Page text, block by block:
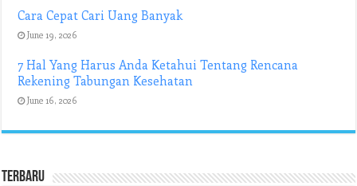
Cara Cepat Cari Uang Banyak
June 19, 2026
7 Hal Yang Harus Anda Ketahui Tentang Rencana
Rekening Tabungan Kesehatan
June 16, 2026
Terbaru